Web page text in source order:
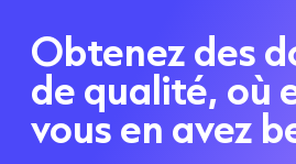
Obtenez des
de qualité, où
vous en avez